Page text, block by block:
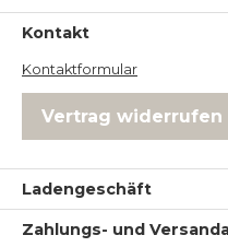
Kontakt
Kontaktformular
Vertrag widerrufen
Ladengeschäft
Zahlungs- und